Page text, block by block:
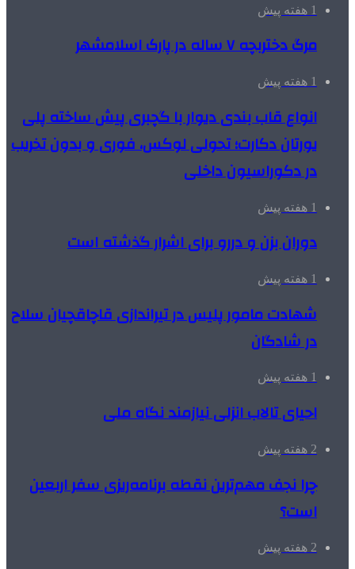
1 هفته پیش
مرگ دختربچه ۷ ساله در پارک اسلامشهر
1 هفته پیش
انواع قاب بندی دیوار با گچبری پیش ساخته پلی
یورتان دکارت؛ تحولی لوکس، فوری و بدون تخریب
در دکوراسیون داخلی
1 هفته پیش
دوران بزن و دررو برای اشرار گذشته است
1 هفته پیش
شهادت مامور پلیس در تیراندازی قاچاقچیان سلاح
در شادگان
1 هفته پیش
احیای تالاب انزلی نیازمند نگاه ملی
2 هفته پیش
چرا نجف مهم‌ترین نقطه برنامه‌ریزی سفر اربعین
است؟
2 هفته پیش